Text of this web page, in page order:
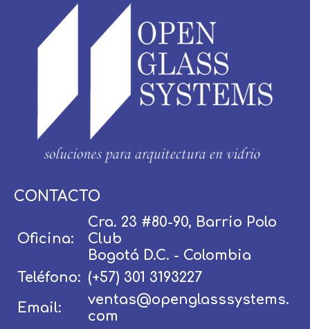
CONTACTO
Oficina:
Cra. 23 #80-90, Barrio Polo
Club
Bogotá D.C. - Colombia
Teléfono: (+57) 301 3193227
Email:
ventas@openglasssystems.
com
Contraseña:
Recordar Olvidé mi contraseña